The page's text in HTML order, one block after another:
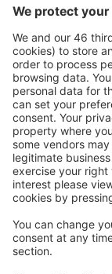
Angebot
Sicher
Buchen
Mehr
Attraktive
Benutzer.
Wählen Sie
Hütten,